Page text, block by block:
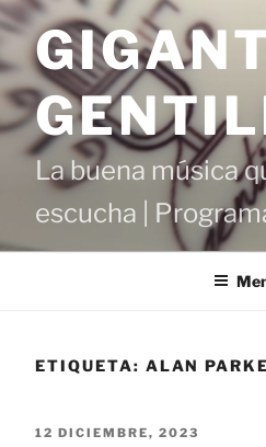
Saltar
contenido
La buena música
escucha |
ETIQUETA: ALAN
PUBLICADO
12 DICIEMBRE, 2023